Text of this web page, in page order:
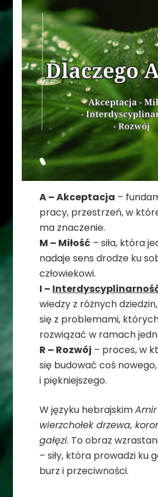
A – Akceptacja –
pracy, przestrzeń, w
ma znaczenie.
M – Miłość – siła, która
nadaje sens drodze ku
człowiekowi.
I –
wiedzy z różnych
się z problemami,
rozwiązać w ramach
R – Rozwój – proces, w
się budować coś
i piękniejszego.
W języku hebrajskimAmir
wierzchołek drzewa,
gałęzi. To obraz
– siły, która prowadzi ku
burz i przeciwności.